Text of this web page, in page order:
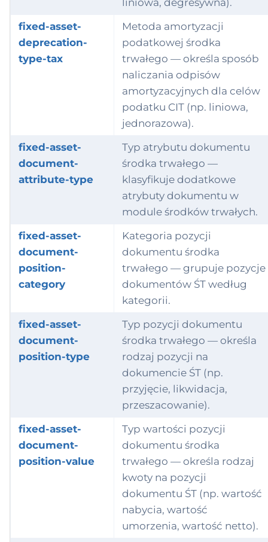
liniowa, degresywna).
fixed-asset-
deprecation-
type-tax
Metoda amortyzacji
podatkowej środka
trwałego — określa sposób
naliczania odpisów
amortyzacyjnych dla celów
podatku CIT (np. liniowa,
jednorazowa).
fixed-asset-
document-
attribute-type
Typ atrybutu dokumentu
środka trwałego —
klasyfikuje dodatkowe
atrybuty dokumentu w
module środków trwałych.
fixed-asset-
document-
position-
category
Kategoria pozycji
dokumentu środka
trwałego — grupuje pozycje
dokumentów ŚT według
kategorii.
fixed-asset-
document-
position-type
Typ pozycji dokumentu
środka trwałego — określa
rodzaj pozycji na
dokumencie ŚT (np.
przyjęcie, likwidacja,
przeszacowanie).
fixed-asset-
document-
position-value
Typ wartości pozycji
dokumentu środka
trwałego — określa rodzaj
kwoty na pozycji
dokumentu ŚT (np. wartość
nabycia, wartość
umorzenia, wartość netto).